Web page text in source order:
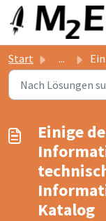
Zum
Start ... Einige
Einige
Katalog